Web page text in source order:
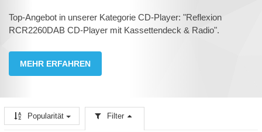
Top-Angebot in unserer Kategorie CD-Player: "Reflexion
RCR2260DAB CD-Player mit Kassettendeck & Radio".
MEHR ERFAHREN
Popularität Filter